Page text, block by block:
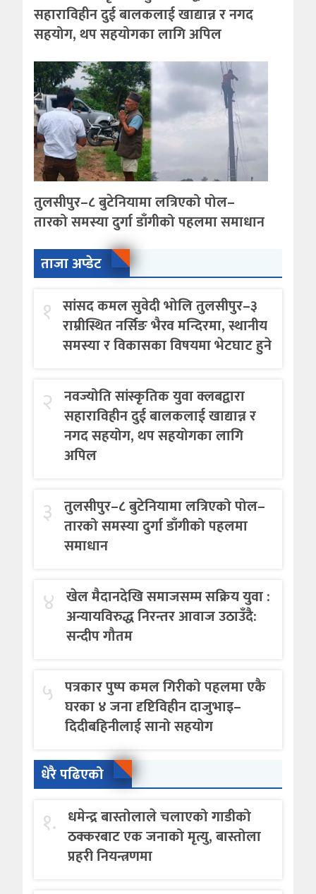
सहाराविहीन दुई बालकलाई खाद्यान्न र नगद
सहयोग, थप सहयोगका लागि अपिल
तुलसीपुर–८ बुटेनियामा लत्रिएको पोल–
तारको समस्या दुर्गा डाँगीको पहलमा समाधान
ताजा अप्डेट
१ सांसद कमल सुवेदी भोलि तुलसीपुर–३
राम्रीस्थित नर्सिङ भैरव मन्दिरमा, स्थानीय
समस्या र विकासका विषयमा भेटघाट हुने
२ नवज्योति सांस्कृतिक युवा क्लबद्वारा
सहाराविहीन दुई बालकलाई खाद्यान्न र
नगद सहयोग, थप सहयोगका लागि
अपिल
३ तुलसीपुर–८ बुटेनियामा लत्रिएको पोल–
तारको समस्या दुर्गा डाँगीको पहलमा
समाधान
४ खेल मैदानदेखि समाजसम्म सक्रिय युवा :
अन्यायविरुद्ध निरन्तर आवाज उठाउँदै:
सन्दीप गौतम
५ पत्रकार पुष्प कमल गिरीको पहलमा एकै
घरका ४ जना दृष्टिविहीन दाजुभाइ–
दिदीबहिनीलाई सानो सहयोग
धेरै पढिएको
१. धमेन्द्र बास्तोलाले चलाएको गाडीको
ठक्करबाट एक जनाको मृत्यु, बास्तोला
प्रहरी नियन्त्रणमा